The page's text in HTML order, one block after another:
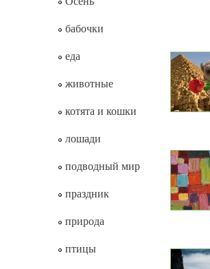
бабочки
еда
животные
котята и кошки
лошади
подводный мир
праздник
природа
птицы